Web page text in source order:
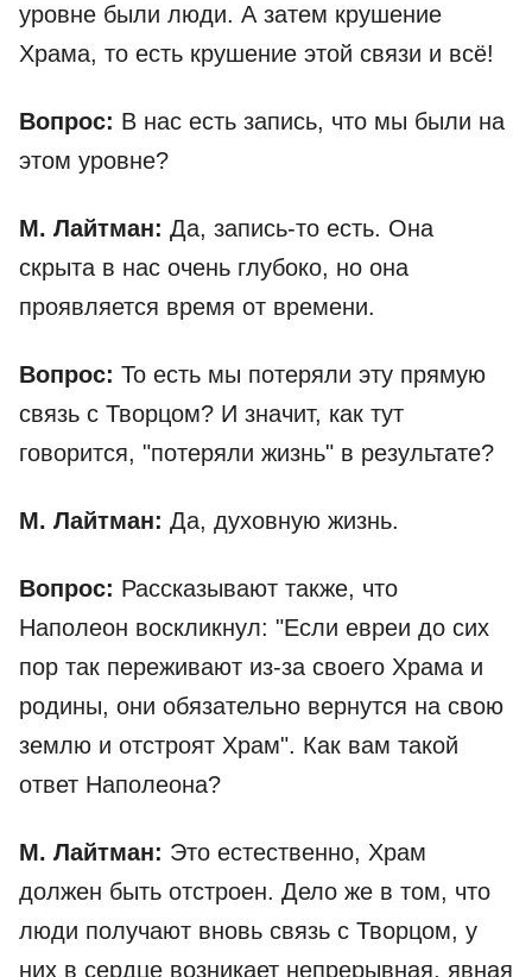
уровне были люди. А затем крушение
Храма, то есть крушение этой связи и всё!
Вопрос: В нас есть запись, что мы были на
этом уровне?
М. Лайтман: Да, запись-то есть. Она
скрыта в нас очень глубоко, но она
проявляется время от времени.
Вопрос: То есть мы потеряли эту прямую
связь с Творцом? И значит, как тут
говорится, "потеряли жизнь" в результате?
М. Лайтман: Да, духовную жизнь.
Вопрос: Рассказывают также, что
Наполеон воскликнул: "Если евреи до сих
пор так переживают из-за своего Храма и
родины, они обязательно вернутся на свою
землю и отстроят Храм". Как вам такой
ответ Наполеона?
М. Лайтман: Это естественно, Храм
должен быть отстроен. Дело же в том, что
люди получают вновь связь с Творцом, у
них в сердце возникает непрерывная, явная